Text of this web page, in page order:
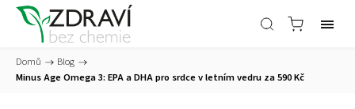
Domů / Blog /
Minus Age Omega 3: EPA a DHA pro srdce v letním vedru za 590 Kč